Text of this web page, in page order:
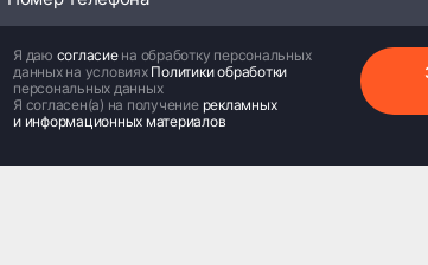
Я даю согласие на обработку персональных
данных на условиях Политики обработки
персональных данных
Я согласен(а) на получение рекламных
и информационных материалов